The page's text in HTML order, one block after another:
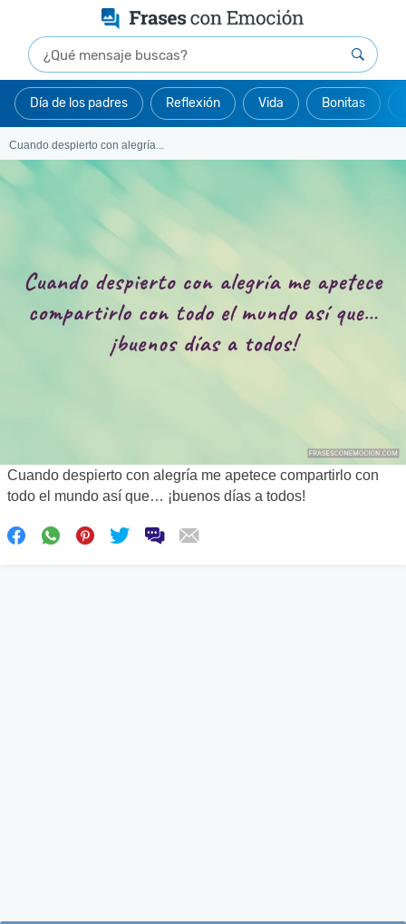
Día de los padres Reflexión Vida Bonitas
Cuando despierto con alegría...
Cuando despierto con alegría me apetece compartirlo con
todo el mundo así que… ¡buenos días a todos!